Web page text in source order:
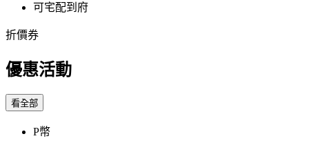
可宅配到府
折價券
優惠活動
看全部
P幣